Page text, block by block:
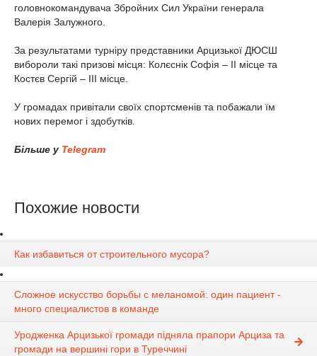
головнокомандувача Збройних Сил України генерала
Валерія Залужного.
За результатами турніру представники Арцизької ДЮСШ
вибороли такі призові місця: Колєснік Софія – ІІ місце та
Костєв Сергій – ІІІ місце.
У громадах привітали своїх спортсменів та побажали їм
нових перемог і здобутків.
Більше у Telegram
Похожие новости
Как избавиться от строительного мусора?
Сложное искусство борьбы с меланомой: один пациент -
много специалистов в команде
Уродженка Арцизької громади підняла прапори Арциза та
громади на вершині гори в Туреччині